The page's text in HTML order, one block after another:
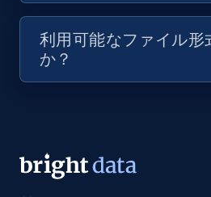
rating object, Product rating
Author name, Asin, and more.
TikTok - Posts
利用可能なファイル形
か？